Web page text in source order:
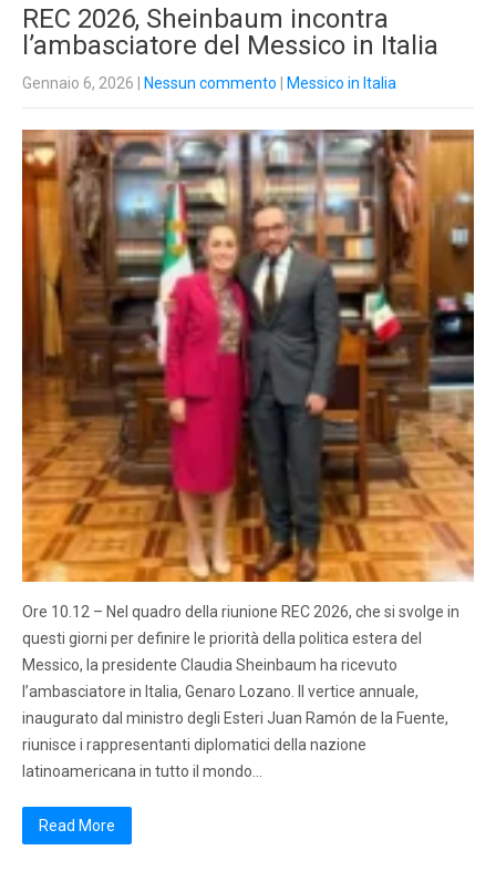
REC 2026, Sheinbaum incontra
l’ambasciatore del Messico in Italia
Gennaio 6, 2026 Nessun commento Messico in Italia
Ore 10.12 – Nel quadro della riunione REC 2026, che si svolge in
questi giorni per definire le priorità della politica estera del
Messico, la presidente Claudia Sheinbaum ha ricevuto
l’ambasciatore in Italia, Genaro Lozano. Il vertice annuale,
inaugurato dal ministro degli Esteri Juan Ramón de la Fuente,
riunisce i rappresentanti diplomatici della nazione
latinoamericana in tutto il mondo…
Read More